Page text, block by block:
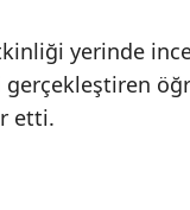
yerinde
etti.